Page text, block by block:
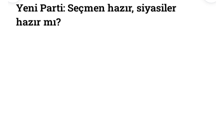
Yeni Parti: Seçmen hazır, siyasiler
hazır mı?